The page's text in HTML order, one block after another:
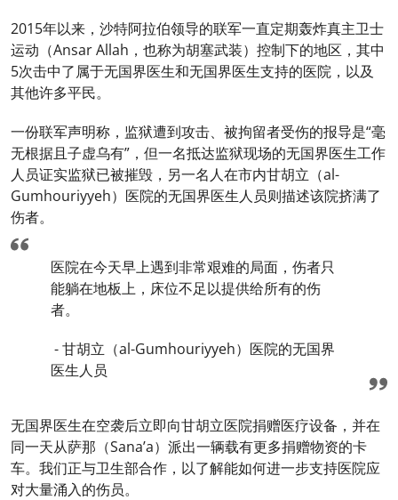
2015年以来，沙特阿拉伯领导的联军一直定期轰炸真主卫士
运动（Ansar Allah，也称为胡塞武装）控制下的地区，其中
5次击中了属于无国界医生和无国界医生支持的医院，以及
其他许多平民。
一份联军声明称，监狱遭到攻击、被拘留者受伤的报导是“毫
无根据且子虚乌有”，但一名抵达监狱现场的无国界医生工作
人员证实监狱已被摧毁，另一名人在市内甘胡立（al-
Gumhouriyyeh）医院的无国界医生人员则描述该院挤满了
伤者。
医院在今天早上遇到非常艰难的局面，伤者只
能躺在地板上，床位不足以提供给所有的伤
者。
- 甘胡立（al-Gumhouriyyeh）医院的无国界
医生人员
无国界医生在空袭后立即向甘胡立医院捐赠医疗设备，并在
同一天从萨那（Sana’a）派出一辆载有更多捐赠物资的卡
车。我们正与卫生部合作，以了解能如何进一步支持医院应
对大量涌入的伤员。